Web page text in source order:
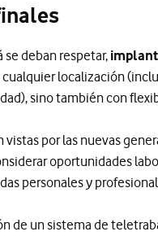
deban respetar,
localización
sino también con
vistas por las nuevas
oportunidades
personales y
de un sistema de